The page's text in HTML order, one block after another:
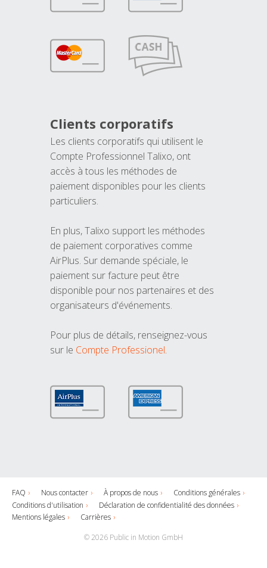
Clients corporatifs
Les clients corporatifs qui utilisent le
Compte Professionnel Talixo, ont
accès à tous les méthodes de
paiement disponibles pour les clients
particuliers.
En plus, Talixo support les méthodes
de paiement corporatives comme
AirPlus. Sur demande spéciale, le
paiement sur facture peut être
disponible pour nos partenaires et des
organisateurs d'événements.
Pour plus de détails, renseignez-vous
sur le Compte Professionel.
FAQ Nous contacter À propos de nous
Conditions générales
Conditions d'utilisation
Déclaration de confidentialité des données
Mentions légales
Carrières
© 2026 Public in Motion GmbH